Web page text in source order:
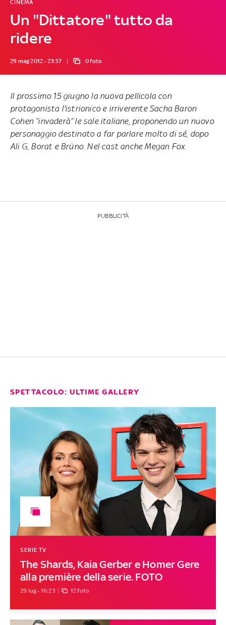
Un "Dittatore" tutto da
ridere
CINEMA
29 mag 2012 - 23:37 0 foto
Il prossimo 15 giugno la nuova pellicola con
protagonista l'istrionico e irriverente Sacha Baron
Cohen “invaderà” le sale italiane, proponendo un nuovo
personaggio destinato a far parlare molto di sé, dopo
Ali G, Borat e Brüno. Nel cast anche Megan Fox.
PUBBLICITÀ
SPETTACOLO: ULTIME GALLERY
The Shards, Kaia Gerber e Homer Gere
alla première della serie. FOTO
SERIE TV
29 lug - 16:23 12 foto